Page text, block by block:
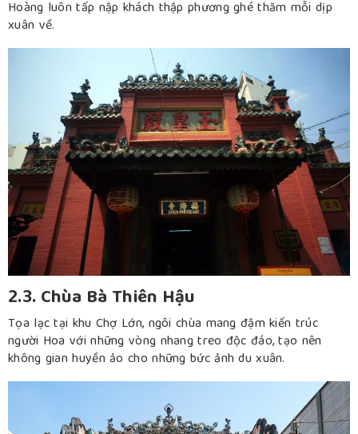
Hoàng luôn tấp nập khách thập phương ghé thăm mỗi dịp
xuân về.
2.3. Chùa Bà Thiên Hậu
Tọa lạc tại khu Chợ Lớn, ngôi chùa mang đậm kiến trúc
người Hoa với những vòng nhang treo độc đáo, tạo nên
không gian huyền ảo cho những bức ảnh du xuân.